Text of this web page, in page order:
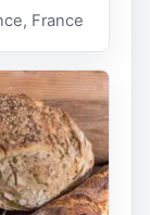
France